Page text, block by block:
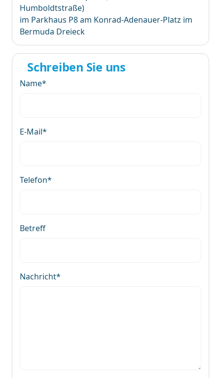
Humboldtstraße)
im Parkhaus P8 am Konrad-Adenauer-Platz im
Bermuda Dreieck
Schreiben Sie uns
Name*
E-Mail*
Telefon*
Betreff
Nachricht*